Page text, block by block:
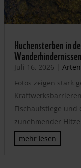
Huchensterben in
Wanderhindernissen
Juli 16, 2026 | Arten
Fotos zeigen stark
Fischaufstiege und
zunehmender Hitze
mehr lesen